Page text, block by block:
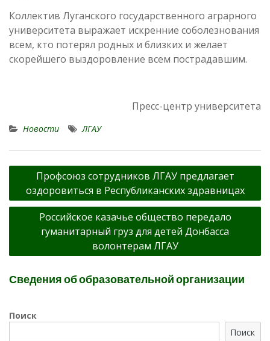
Коллектив Луганского государственного аграрного
университета выражает искренние соболезнования
всем, кто потерял родных и близких и желает
скорейшего выздоровление всем пострадавшим.
Пресс-центр университета
Новости ЛГАУ
Навигация
записям
Профсоюз сотрудников ЛГАУ предлагает
оздоровиться в Республиканских здравницах
Российское казачье общество передало
гуманитарный груз для детей Донбасса
волонтерам ЛГАУ
Сведения об образовательной организации
Поиск
Поиск